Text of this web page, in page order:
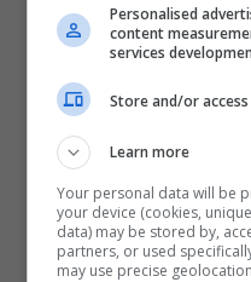
Personalised
content
services
Store and/or
Learn more
Your personal data will be
your device (cookies,
data) may be stored by,
partners, or used
may use precise